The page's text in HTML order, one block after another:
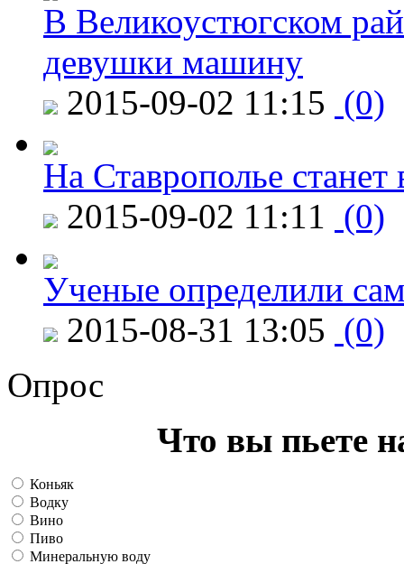
В Великоустюгском
девушки машину
2015-09-02 11:15 (0)
На Ставрополье
2015-09-02 11:11 (0)
Ученые определили
2015-08-31 13:05 (0)
Опрос
Что вы пьете
Коньяк
Водку
Вино
Пиво
Минеральную воду